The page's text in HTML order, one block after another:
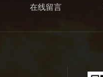
在线留言